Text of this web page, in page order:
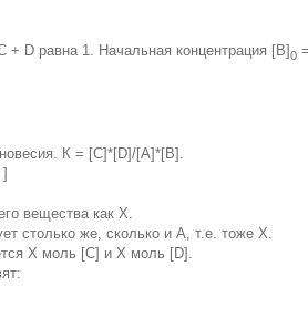
+ D равна 1. Начальная концентрация [В]0
К = [С]*[D]/[А]*[В].
вещества как Х.
столько же, сколько и А, т.е. тоже Х.
Х моль [С] и Х моль [D].